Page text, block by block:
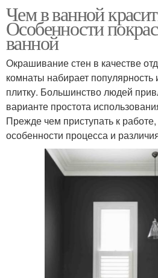
Чем в ванной
Особенности
ванной
Окрашивание стен в качестве
комнаты набирает
плитку. Большинство людей
варианте простота
Прежде чем приступать к работе,
особенности процесса и